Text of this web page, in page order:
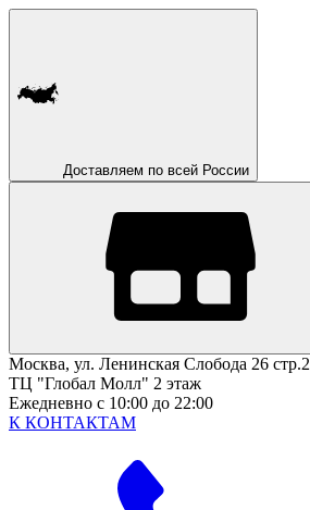
Доставляем по всей России
Москва, ул. Ленинская Слобода 26 стр.2
ТЦ "Глобал Молл" 2 этаж
Ежедневно с 10:00 до 22:00
К КОНТАКТАМ